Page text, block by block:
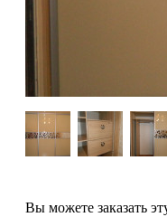
Вы можете заказать